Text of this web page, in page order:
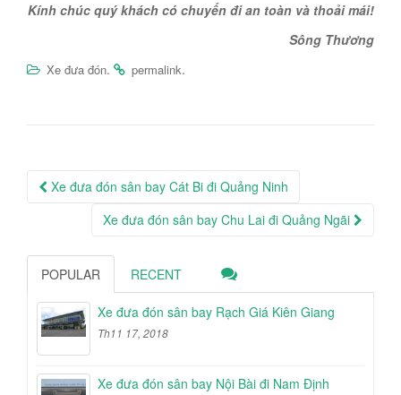
Kính chúc quý khách có chuyến đi an toàn và thoải mái!
Sông Thương
Xe đưa đón. permalink.
Post
navigation
Xe đưa đón sân bay Cát Bi đi Quảng Ninh
Xe đưa đón sân bay Chu Lai đi Quảng Ngãi
POPULAR RECENT
Xe đưa đón sân bay Rạch Giá Kiên Giang
Th11 17, 2018
Xe đưa đón sân bay Nội Bài đi Nam Định